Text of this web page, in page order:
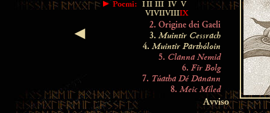
◄
► Poemi:
III III IV V
VIVIIVIIIIX
2. Origine dei Gaeli
3.Muintir Cessrach
4.Muintir Parthóloin
5. Clanna Nemid
6. Fir Bolg
7. Túatha Dé Danann
8.Meic Míled
Avviso